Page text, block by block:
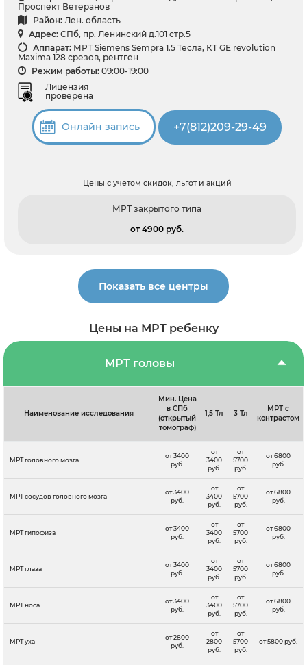
Проспект Ветеранов
Район: Лен. область
Адрес: СПб, пр. Ленинский д.101 стр.5
Аппарат: МРТ Siemens Sempra 1.5 Тесла, КТ GE revolution
Maxima 128 срезов, рентген
Режим работы: 09:00-19:00
Лицензия
проверена
Онлайн запись +7(812)209-29-49
Цены с учетом скидок, льгот и акций
МРТ закрытого типа
от 4900 pуб.
Показать все центры
Цены на МРТ ребенку
МРТ головы
Наименование исследования
Мин. Цена
в СПб
(открытый
томограф)
1,5 Тл 3 Тл
МРТ с
контрастом
МРТ головного мозга
от 3400
руб.
от
3400
руб.
от
5700
руб.
от 6800
руб.
МРТ сосудов головного мозга
от 3400
руб.
от
3400
руб.
от
5700
руб.
от 6800
руб.
МРТ гипофиза
от 3400
руб.
от
3400
руб.
от
5700
руб.
от 6800
руб.
МРТ глаза
от 3400
руб.
от
3400
руб.
от
5700
руб.
от 6800
руб.
МРТ носа
от 3400
руб.
от
3400
руб.
от
5700
руб.
от 6800
руб.
МРТ уха
от 2800
руб.
от
2800
руб.
от
5700
руб.
от 5800 руб.